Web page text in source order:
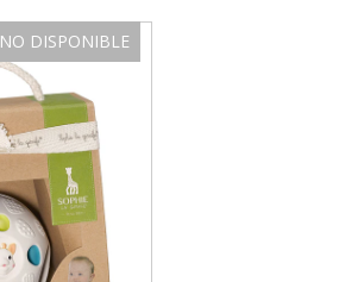
NO DISPONIBLE